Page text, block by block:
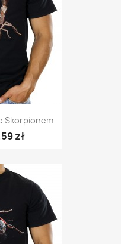
Skorpionem
zł